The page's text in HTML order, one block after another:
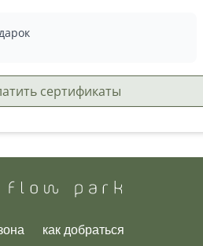
сертификаты
как добраться